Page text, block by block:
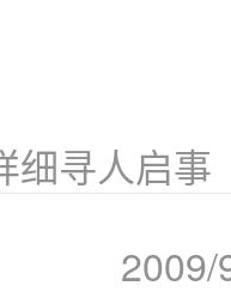
细寻人启事
2009/